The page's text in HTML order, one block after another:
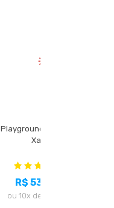
Playground Bridge Play
Xalingo
R$ 53.119,99
ou 10x de